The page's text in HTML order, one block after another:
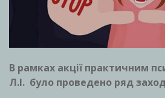
В рамках акції практичним
Л.І. було проведено ряд